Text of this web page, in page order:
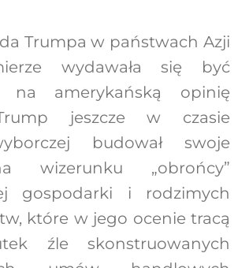
Trumpa w państwach Azji
wydawała się być
na amerykańską opinię
jeszcze w czasie
budował swoje
wizerunku „obrońcy”
gospodarki i rodzimych
które w jego ocenie tracą
źle skonstruowanych